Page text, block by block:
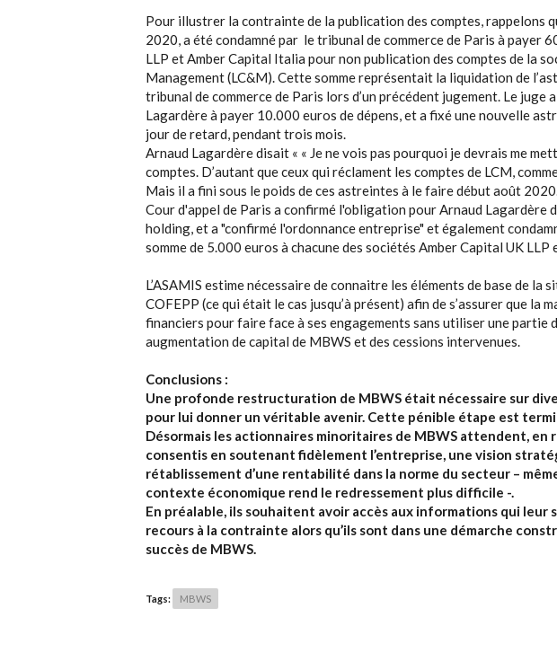
Pour illustrer la contrainte de la publication des comptes, rappelons
2020, a été condamné par le tribunal de commerce de Paris à payer
LLP et Amber Capital Italia pour non publication des comptes de la
Management (LC&M). Cette somme représentait la liquidation de
tribunal de commerce de Paris lors d’un précédent jugement. Le juge
Lagardère à payer 10.000 euros de dépens, et a fixé une nouvelle
jour de retard, pendant trois mois.
Arnaud Lagardère disait « « Je ne vois pas pourquoi je devrais me
comptes. D’autant que ceux qui réclament les comptes de LCM,
Mais il a fini sous le poids de ces astreintes à le faire début août
Cour d'appel de Paris a confirmé l'obligation pour Arnaud Lagardère
holding, et a "confirmé l'ordonnance entreprise" et également
somme de 5.000 euros à chacune des sociétés Amber Capital UK LLP
L’ASAMIS estime nécessaire de connaitre les éléments de base de la
COFEPP (ce qui était le cas jusqu’à présent) afin de s’assurer que la
financiers pour faire face à ses engagements sans utiliser une partie
augmentation de capital de MBWS et des cessions intervenues.
Conclusions :
Une profonde restructuration de MBWS était nécessaire sur
pour lui donner un véritable avenir. Cette pénible étape est
Désormais les actionnaires minoritaires de MBWS attendent, en
consentis en soutenant fidèlement l’entreprise, une vision
rétablissement d’une rentabilité dans la norme du secteur –
contexte économique rend le redressement plus difficile -.
En préalable, ils souhaitent avoir accès aux informations qui leur
recours à la contrainte alors qu’ils sont dans une démarche
succès de MBWS.
Tags: MBWS